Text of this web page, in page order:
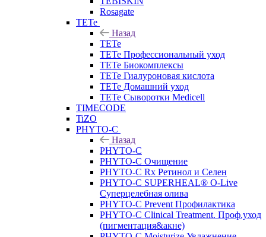
Rosagate
TETe
Назад
TETe
TETe Профессиональный уход
TETe Биокомплексы
TETe Гиалуроновая кислота
TETe Домашний уход
TETe Сыворотки Medicell
TIMECODE
TiZO
PHYTO-C
Назад
PHYTO-C
PHYTO-C Очищение
PHYTO-C Rx Ретинол и Селен
PHYTO-C SUPERHEAL® O-Live
Суперцелебная олива
PHYTO-C Prevent Профилактика
PHYTO-C Clinical Treatment. Проф.уход
(пигментация&акне)